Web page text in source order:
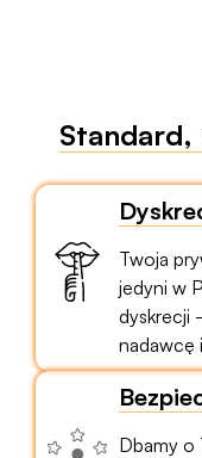
Standard,
Twoja
jedyni w
dyskrecji
nadawcę
Dbamy o